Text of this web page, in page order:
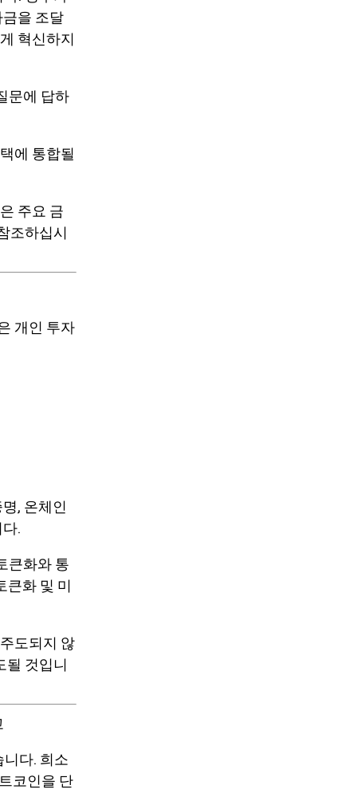
을 조달
혁신하지
문에 답하
에 통합될
주요 금
조하십시
개인 투자
, 온체인
.
큰화와 통
큰화 및 미
도되지 않
될 것입니
다. 희소
코인을 단